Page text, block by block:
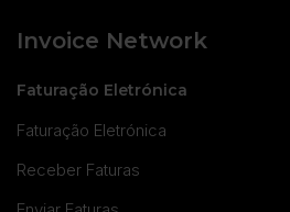
Invoice Network
Faturação Eletrónica
Faturação Eletrónica
Receber Faturas